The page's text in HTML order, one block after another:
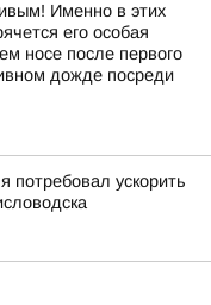
Именно в этих
его особая
носе после первого
дожде посреди
потребовал ускорить